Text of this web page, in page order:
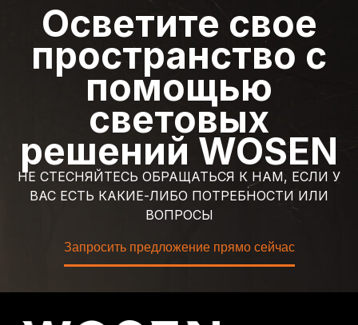
Осветите свое
пространство с
помощью
световых
решений WOSEN
НЕ СТЕСНЯЙТЕСЬ ОБРАЩАТЬСЯ К НАМ, ЕСЛИ У
ВАС ЕСТЬ КАКИЕ-ЛИБО ПОТРЕБНОСТИ ИЛИ
ВОПРОСЫ
Запросить предложение прямо сейчас